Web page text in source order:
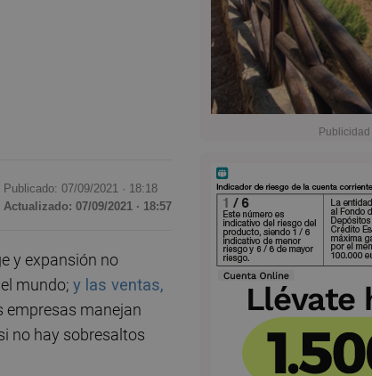
Publicado: 07/09/2021 · 18:18
Actualizado: 07/09/2021 · 18:57
y expansión no
mundo; y las ventas,
empresas manejan
no hay sobresaltos